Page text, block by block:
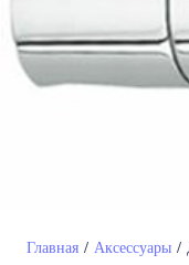
Главная / Аксессуары /